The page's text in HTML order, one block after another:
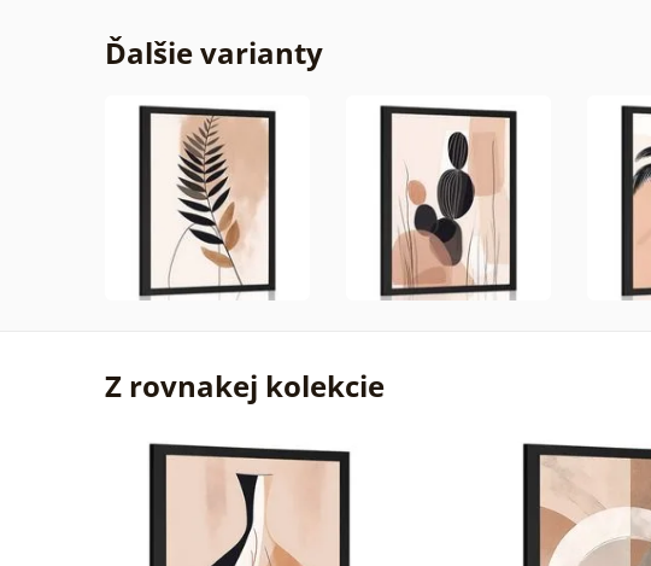
Ďalšie varianty
Z rovnakej kolekcie